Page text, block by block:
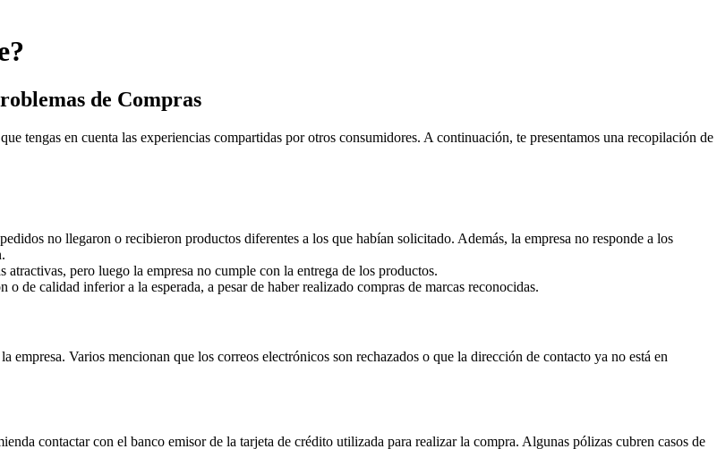
de Compras
tengas en cuenta las experiencias compartidas por otros consumidores. A continuación, te presentamos una recopilación de
no llegaron o recibieron productos diferentes a los que habían solicitado. Además, la empresa no responde a los
pero luego la empresa no cumple con la entrega de los productos.
de calidad inferior a la esperada, a pesar de haber realizado compras de marcas reconocidas.
Varios mencionan que los correos electrónicos son rechazados o que la dirección de contacto ya no está en
contactar con el banco emisor de la tarjeta de crédito utilizada para realizar la compra. Algunas pólizas cubren casos de